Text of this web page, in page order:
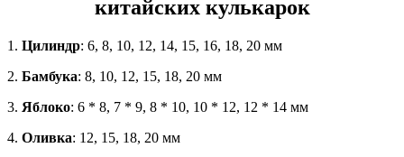
китайских кулькарок
1. Цилиндр: 6, 8, 10, 12, 14, 15, 16, 18, 20 мм
2. Бамбука: 8, 10, 12, 15, 18, 20 мм
3. Яблоко: 6 * 8, 7 * 9, 8 * 10, 10 * 12, 12 * 14 мм
4. Оливка: 12, 15, 18, 20 мм